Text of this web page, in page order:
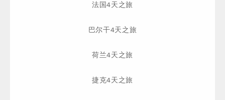
法国4天之旅
巴尔干4天之旅
荷兰4天之旅
捷克4天之旅